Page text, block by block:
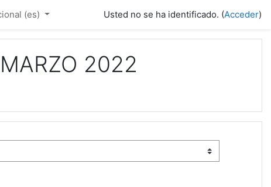
‎(es)‎ Usted no se ha identificado. (Acceder)
2022